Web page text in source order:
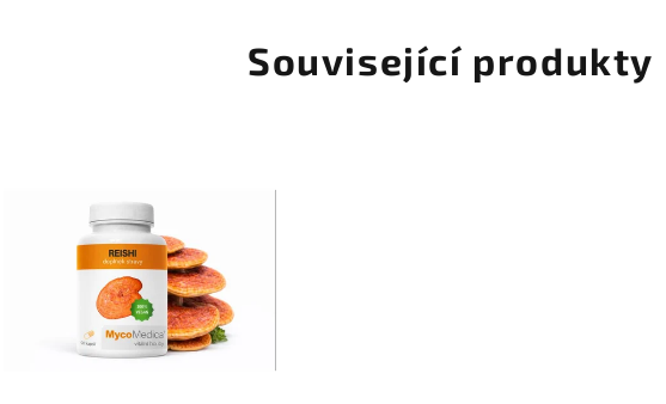
Související produkty